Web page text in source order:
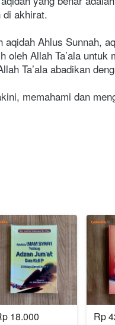
di akhirat.
aqidah Ahlus Sunnah,
oleh Allah Ta’ala
Ta’ala abadikan
memahami dan
18.000 Rp